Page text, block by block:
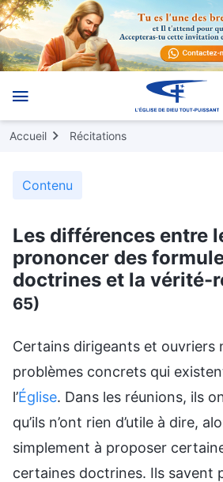
Accueil Récitations
Contenu
Les différences entre
prononcer des
doctrines et la vérité-
65)
Certains dirigeants et ouvriers
problèmes concrets qui
l’Église. Dans les réunions, ils
qu’ils n’ont rien d’utile à dire,
simplement à proposer
certaines doctrines. Ils savent